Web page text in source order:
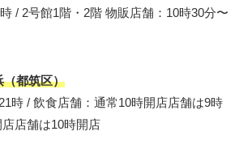
/ 2号館1階・2階 物販店舗：10時30分〜
（都筑区）
時 / 飲食店舗：通常10時開店店舗は9時
店舗は10時開店